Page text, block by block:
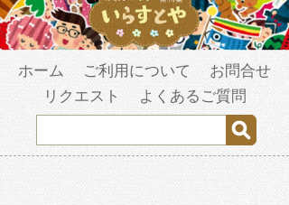
ホーム ご利用について
お問合せ
リクエスト
よくあるご質問